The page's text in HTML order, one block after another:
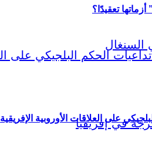
على العلاقات الأوروبية الإفريقية
تعقيدًا؟